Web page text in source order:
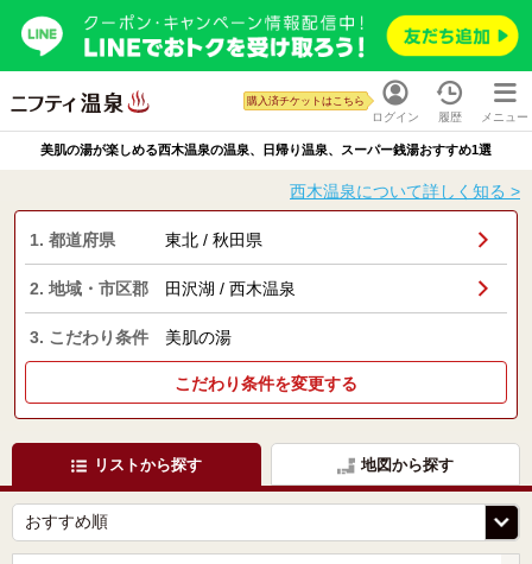
ログイン
購入済チケットはこちら
履歴 メニュー
美肌の湯が楽しめる西木温泉の温泉、日帰り温泉、スーパー銭湯おすすめ1選
西木温泉について詳しく知る >
1. 都道府県 東北 / 秋田県
2. 地域・市区郡 田沢湖 / 西木温泉
3. こだわり条件 美肌の湯
こだわり条件を変更する
リストから探す 地図から探す